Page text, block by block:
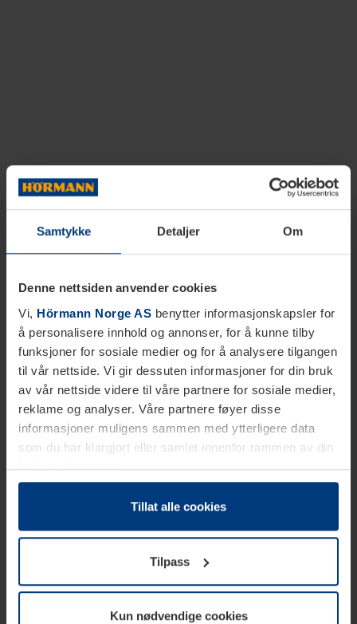
Samtykke Detaljer Om
Denne nettsiden anvender cookies
Vi, Hörmann Norge AS benytter informasjonskapsler for
å personalisere innhold og annonser, for å kunne tilby
funksjoner for sosiale medier og for å analysere tilgangen
til vår nettside. Vi gir dessuten informasjoner for din bruk
av vår nettside videre til våre partnere for sosiale medier,
reklame og analyser. Våre partnere føyer disse
informasjoner muligens sammen med ytterligere data
som du har klargjort eller samlet innenfor rammen av din
bruk av tjenestene.
Etter loven kan vi lagre informasjonskapsler på din
datamaskin, hvis disse er absolutt nødvendig for drift av
trenger vi din tillatelse. Du kan når som helst endre eller
tilbakekalle ditt samtykke i forklaringen av
informasjonskapselen på sidenPersonvernerklæringpå
Tillat alle cookies
Tilpass
Kun nødvendige cookies